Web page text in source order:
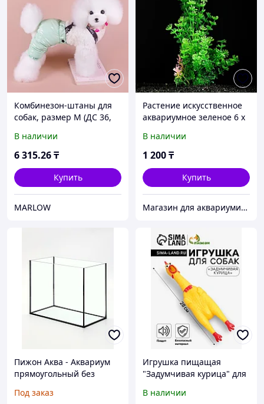
Комбинезон-штаны для
собак, размер M (ДС 36,
В наличии
6 315.26₸
Купить
MARLOW
Растение искусственное
аквариумное зеленое 6 х
В наличии
1 200₸
Купить
Магазин для аквариумистов aqua04
Пижон Аква - Аквариум
прямоугольный без
см
Под заказ
Игрушка пищащая
"Задумчивая курица" для
В наличии